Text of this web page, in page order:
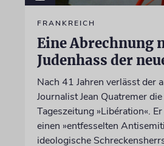
FRANKREICH
Eine Abrechnung
Judenhass der
Nach 41 Jahren verlässt der
Journalist Jean Quatremer
Tageszeitung »Libération«.
einen »entfesselten
ideologische